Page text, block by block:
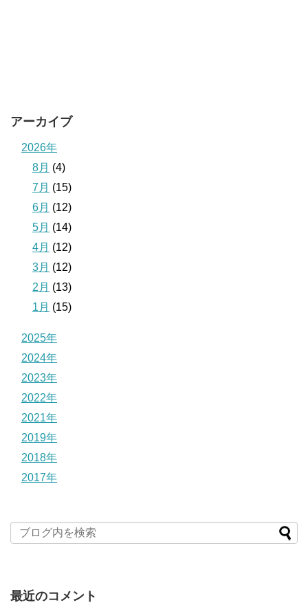
アーカイブ
2026年
8月 (4)
7月 (15)
6月 (12)
5月 (14)
4月 (12)
3月 (12)
2月 (13)
1月 (15)
2025年
2024年
2023年
2022年
2021年
2019年
2018年
2017年
最近のコメント